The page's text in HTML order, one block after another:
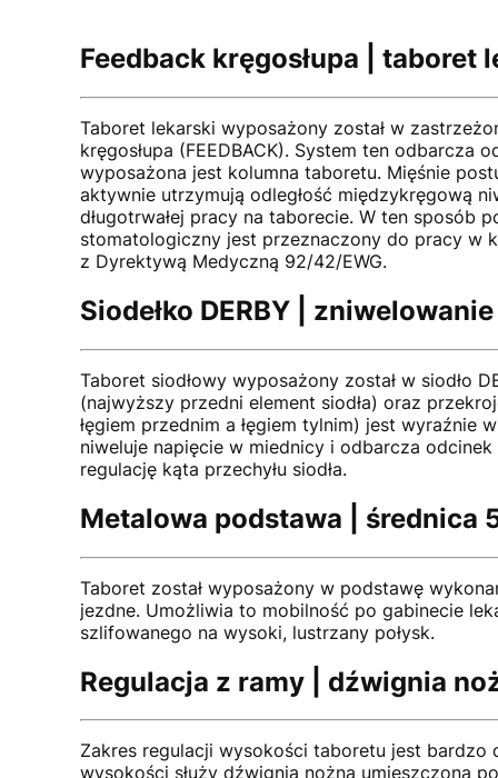
Feedback kręgosłupa | taboret
Taboret lekarski wyposażony został w
kręgosłupa (FEEDBACK). System ten
wyposażona jest kolumna taboretu. Mięśnie
aktywnie utrzymują odległość międzykręgową
długotrwałej pracy na taborecie. W ten sposób
stomatologiczny jest przeznaczony do pracy w
z Dyrektywą Medyczną 92/42/EWG.
Siodełko DERBY |
Taboret siodłowy wyposażony został w siodło
(najwyższy przedni element siodła) oraz
łęgiem przednim a łęgiem tylnim) jest wyraźnie
niweluje napięcie w miednicy i odbarcza
regulację kąta przechyłu siodła.
Metalowa podstawa | średnica
Taboret został wyposażony w podstawę
jezdne. Umożliwia to mobilność po gabinecie
szlifowanego na wysoki, lustrzany połysk.
Regulacja z ramy | dźwignia
Zakres regulacji wysokości taboretu jest
wysokości służy dźwignia nożna umieszczona